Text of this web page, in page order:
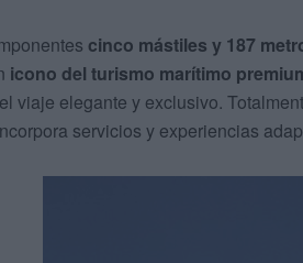
cinco mástiles y 187
icono del turismo marítimo
viaje elegante y exclusivo.
servicios y experiencias